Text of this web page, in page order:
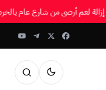
◆ إزالة لغم أرضي من شارع عام